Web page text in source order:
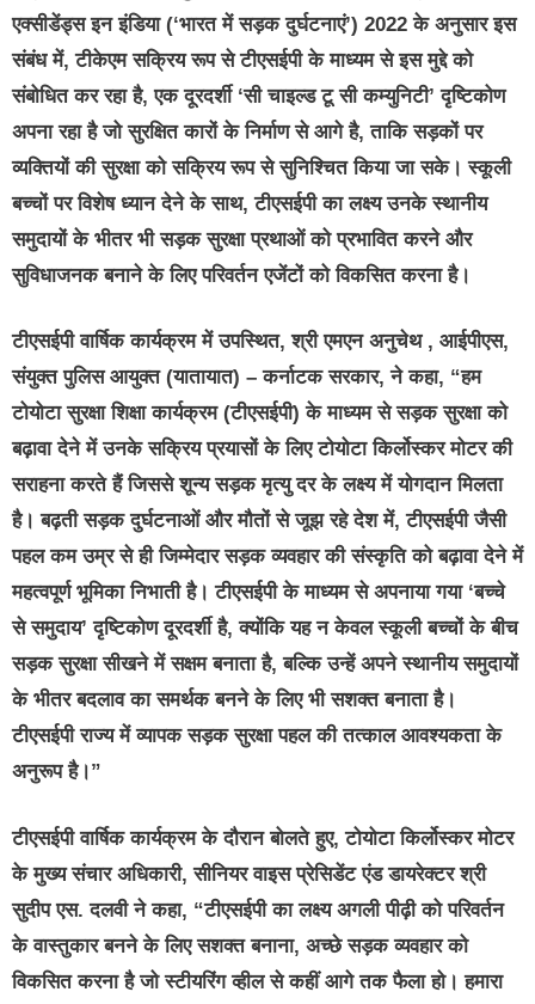
एक्सीडेंड्स इन इंडिया (‘भारत में सड़क दुर्घटनाएं’) 2022 के अनुसार इस
संबंध में, टीकेएम सक्रिय रूप से टीएसईपी के माध्यम से इस मुद्दे को
संबोधित कर रहा है, एक दूरदर्शी ‘सी चाइल्ड टू सी कम्युनिटी’ दृष्टिकोण
अपना रहा है जो सुरक्षित कारों के निर्माण से आगे है, ताकि सड़कों पर
व्यक्तियों की सुरक्षा को सक्रिय रूप से सुनिश्चित किया जा सके। स्कूली
बच्चों पर विशेष ध्यान देने के साथ, टीएसईपी का लक्ष्य उनके स्थानीय
समुदायों के भीतर भी सड़क सुरक्षा प्रथाओं को प्रभावित करने और
सुविधाजनक बनाने के लिए परिवर्तन एजेंटों को विकसित करना है।
टीएसईपी वार्षिक कार्यक्रम में उपस्थित, श्री एमएन अनुचेथ , आईपीएस,
संयुक्त पुलिस आयुक्त (यातायात) – कर्नाटक सरकार, ने कहा, “हम
टोयोटा सुरक्षा शिक्षा कार्यक्रम (टीएसईपी) के माध्यम से सड़क सुरक्षा को
बढ़ावा देने में उनके सक्रिय प्रयासों के लिए टोयोटा किर्लोस्कर मोटर की
सराहना करते हैं जिससे शून्य सड़क मृत्यु दर के लक्ष्य में योगदान मिलता
है। बढ़ती सड़क दुर्घटनाओं और मौतों से जूझ रहे देश में, टीएसईपी जैसी
पहल कम उम्र से ही जिम्मेदार सड़क व्यवहार की संस्कृति को बढ़ावा देने में
महत्वपूर्ण भूमिका निभाती है। टीएसईपी के माध्यम से अपनाया गया ‘बच्चे
से समुदाय’ दृष्टिकोण दूरदर्शी है, क्योंकि यह न केवल स्कूली बच्चों के बीच
सड़क सुरक्षा सीखने में सक्षम बनाता है, बल्कि उन्हें अपने स्थानीय समुदायों
के भीतर बदलाव का समर्थक बनने के लिए भी सशक्त बनाता है।
टीएसईपी राज्य में व्यापक सड़क सुरक्षा पहल की तत्काल आवश्यकता के
अनुरूप है।”
टीएसईपी वार्षिक कार्यक्रम के दौरान बोलते हुए, टोयोटा किर्लोस्कर मोटर
के मुख्य संचार अधिकारी, सीनियर वाइस प्रेसिडेंट एंड डायरेक्टर श्री
सुदीप एस. दलवी ने कहा, “टीएसईपी का लक्ष्य अगली पीढ़ी को परिवर्तन
के वास्तुकार बनने के लिए सशक्त बनाना, अच्छे सड़क व्यवहार को
विकसित करना है जो स्टीयरिंग व्हील से कहीं आगे तक फैला हो। हमारा